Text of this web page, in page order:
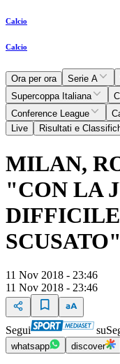
Calcio
Calcio
Ora per ora Serie A
Supercoppa Italiana
Conference League
Live
Risultati e
MILAN,
"CON LA
SCUSATO"
11 Nov 2018 - 23:46
11 Nov 2018 - 23:46
Segui su
whatsapp discover